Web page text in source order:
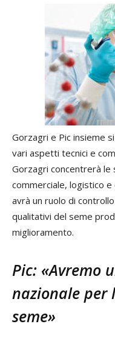
Gorzagri e Pic insieme
vari aspetti tecnici e
Gorzagri concentrerà le
commerciale, logistico
avrà un ruolo di
qualitativi del seme
miglioramento.
Pic: «Avremo
nazionale per
seme»